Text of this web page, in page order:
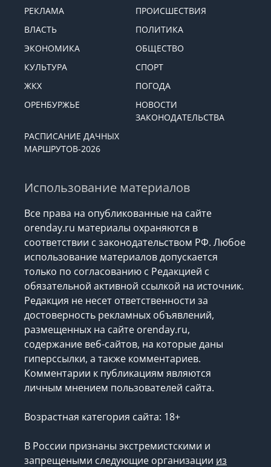
РЕКЛАМА
ПРОИСШЕСТВИЯ
ВЛАСТЬ
ПОЛИТИКА
ЭКОНОМИКА
ОБЩЕСТВО
КУЛЬТУРА
СПОРТ
ЖКХ
ПОГОДА
ОРЕНБУРЖЬЕ
НОВОСТИ
ЗАКОНОДАТЕЛЬСТВА
РАСПИСАНИЕ ДАЧНЫХ
МАРШРУТОВ-2026
Использование материалов
Все права на опубликованные на сайте
orenday.ru материалы охраняются в
соответствии с законодательством РФ. Любое
использование материалов допускается
только по согласованию с Редакцией с
обязательной активной ссылкой на источник.
Редакция не несет ответственности за
достоверность рекламных объявлений,
размещенных на сайте orenday.ru,
содержание веб-сайтов, на которые даны
гиперссылки, а также комментариев.
Комментарии к публикациям являются
личным мнением пользователей сайта.
Возрастная категория сайта: 18+
В России признаны экстремистскими и
запрещеными следующие организации из